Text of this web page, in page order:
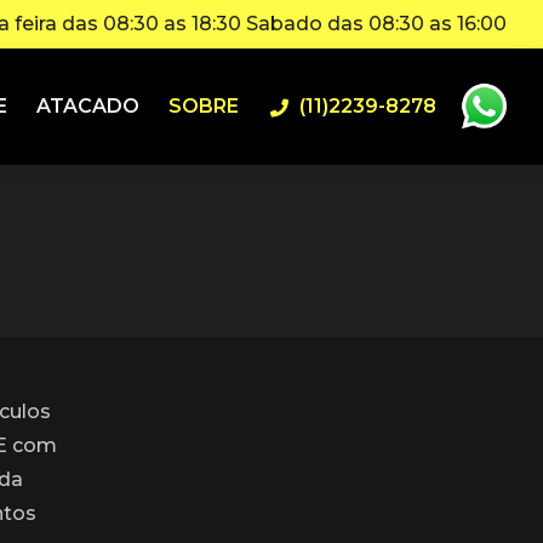
feira das 08:30 as 18:30 Sabado das 08:30 as 16:00
ATACADO SOBRE (11)2239-8278
com